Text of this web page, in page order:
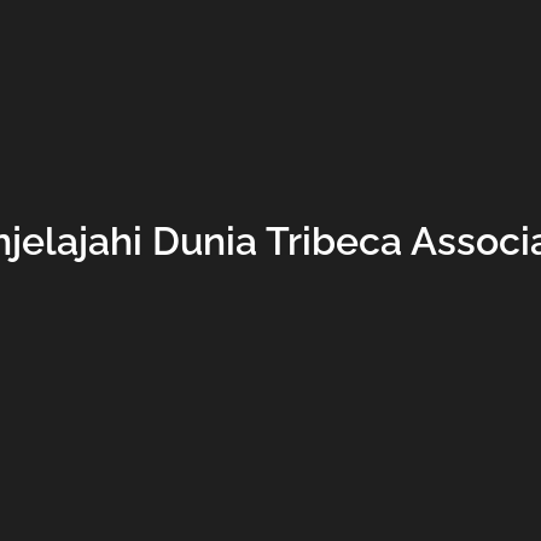
Dunia Tribeca